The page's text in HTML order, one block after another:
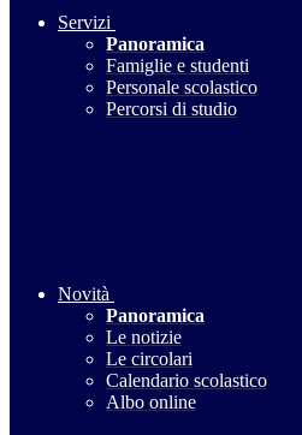
Servizi
Panoramica
Famiglie e studenti
Personale scolastico
Percorsi di studio
Novità
Panoramica
Le notizie
Le circolari
Calendario scolastico
Albo online